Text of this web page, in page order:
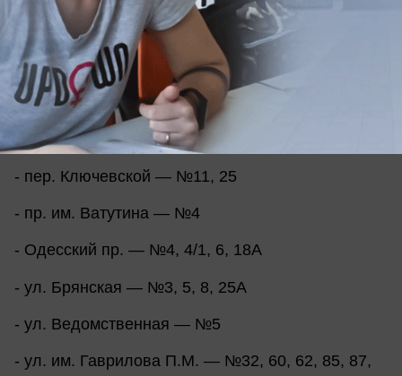
541, 543, 553
- ул. Рашпилевская — №180 отд.№8, 176, 178,
178/1, 180, 201, 205
- Шоссе Нефтяников — №3, 5, 5/1, 7, 9, 9/1, 11,
13
- пер. Ключевской — №11, 25
- пр. им. Ватутина — №4
- Одесский пр. — №4, 4/1, 6, 18А
- ул. Брянская — №3, 5, 8, 25А
- ул. Ведомственная — №5
- ул. им. Гаврилова П.М. — №32, 60, 62, 85, 87,